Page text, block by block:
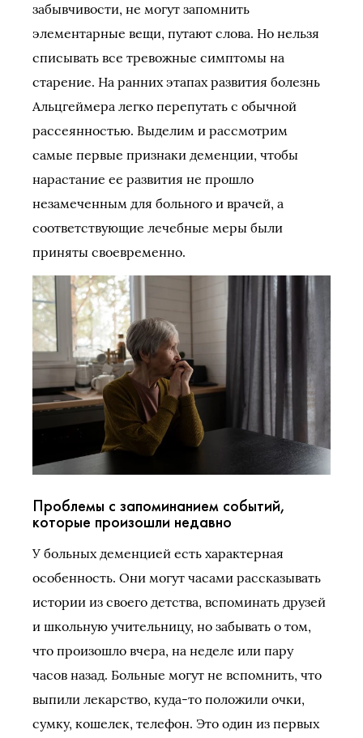
забывчивости, не могут запомнить
элементарные вещи, путают слова. Но нельзя
списывать все тревожные симптомы на
старение. На ранних этапах развития болезнь
Альцгеймера легко перепутать с обычной
рассеянностью. Выделим и рассмотрим
самые первые признаки деменции, чтобы
нарастание ее развития не прошло
незамеченным для больного и врачей, а
соответствующие лечебные меры были
приняты своевременно.
Проблемы с запоминанием событий,
которые произошли недавно
У больных деменцией есть характерная
особенность. Они могут часами рассказывать
истории из своего детства, вспоминать друзей
и школьную учительницу, но забывать о том,
что произошло вчера, на неделе или пару
часов назад. Больные могут не вспомнить, что
выпили лекарство, куда-то положили очки,
сумку, кошелек, телефон. Это один из первых